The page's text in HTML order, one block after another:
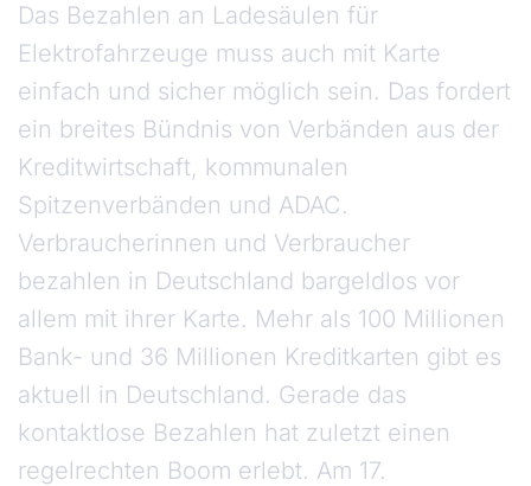
Das Bezahlen an Ladesäulen für
Elektrofahrzeuge muss auch mit Karte
einfach und sicher möglich sein. Das fordert
ein breites Bündnis von Verbänden aus der
Kreditwirtschaft, kommunalen
Spitzenverbänden und ADAC.
Verbraucherinnen und Verbraucher
bezahlen in Deutschland bargeldlos vor
allem mit ihrer Karte. Mehr als 100 Millionen
Bank- und 36 Millionen Kreditkarten gibt es
aktuell in Deutschland. Gerade das
kontaktlose Bezahlen hat zuletzt einen
regelrechten Boom erlebt. Am 17.